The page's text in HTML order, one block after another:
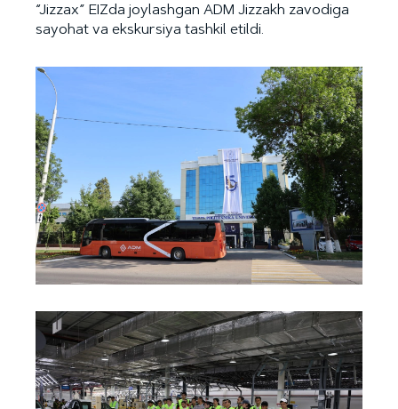
“Jizzax” EIZda joylashgan ADM Jizzakh zavodiga
sayohat va ekskursiya tashkil etildi.